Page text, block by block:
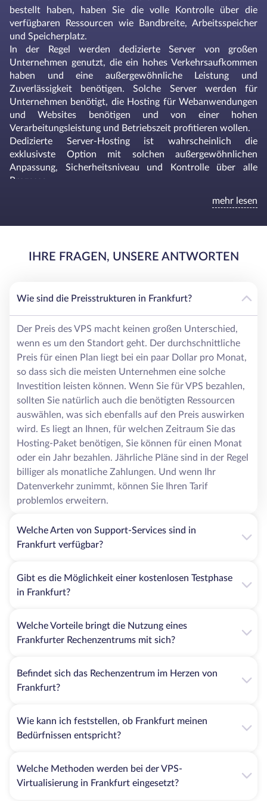
bestellt haben, haben Sie die volle Kontrolle über die
verfügbaren Ressourcen wie Bandbreite, Arbeitsspeicher
und Speicherplatz.
In der Regel werden dedizierte Server von großen
Unternehmen genutzt, die ein hohes Verkehrsaufkommen
haben und eine außergewöhnliche Leistung und
Zuverlässigkeit benötigen. Solche Server werden für
Unternehmen benötigt, die Hosting für Webanwendungen
und Websites benötigen und von einer hohen
Verarbeitungsleistung und Betriebszeit profitieren wollen.
Dedizierte Server-Hosting ist wahrscheinlich die
exklusivste Option mit solchen außergewöhnlichen
Anpassung, Sicherheitsniveau und Kontrolle über alle
Prozesse.
und eine große Fläche, die dem Rechenzentrum gewidmet
Unternehmen, die ein stabiles wirtschaftliches Umfeld in
stabilen europäischen Präsenz seines Unternehmens sicher
sein kann. Zusätzlich zu den voll ausgestatteten
Rechenzentren arbeitet ein professionelles Team von
Experten rund um die Uhr, um eine noch zuverlässigere
Umgebung für Unternehmen in verschiedenen Branchen zu
schaffen. Wenn Sie einen dedizierten Server bei HostZealot
bestellen, können Sie sich des Supports, der Sicherheit, der
Zuverlässigkeit und der Leistung aller Hosting-Lösungen
sicher sein und erhalten darüber hinaus eine
erschwingliche Preispolitik.
H2> Website-Leistung mit Frankfurter Servern
Wenn man sich für deutsche dedizierte Server und speziell
für solche mit Standort Frankfurt entscheidet, kann man
sich der Stabilität der Funktionsweise und der
Leistungsmerkmale sicher sein, und hier sind die
Ausgezeichnete Netzanbindung. Dieser deutsche
Konnektivität aller dedizierten Server im Frankfurter
Rechenzentrum. Das ist entscheidend für die
Minimierte Latenz. Die Auswahl des dedizierten Servers
in Frankfurt garantiert eine minimale Latenz, so dass
Wenn die physische Entfernung zwischen dem
ausgewählten Server und den Kunden minimal ist,
Große Leistungsmerkmale. Die Eigenschaften der
Hardware/Software der Server in Frankfurter
Rechenzentren bieten Zugang zu fortschrittlichen
der ganzen Welt die dedizierte Hosting-Lösung mit
minimalen Ausfallzeiten und einer höheren
Reaktionszeit des Servers betreiben können.
mehr lesen
IHRE FRAGEN, UNSERE ANTWORTEN
Wie sind die Preisstrukturen in Frankfurt?
Der Preis des VPS macht keinen großen Unterschied,
wenn es um den Standort geht. Der durchschnittliche
Preis für einen Plan liegt bei ein paar Dollar pro Monat,
so dass sich die meisten Unternehmen eine solche
Investition leisten können. Wenn Sie für VPS bezahlen,
sollten Sie natürlich auch die benötigten Ressourcen
auswählen, was sich ebenfalls auf den Preis auswirken
wird. Es liegt an Ihnen, für welchen Zeitraum Sie das
Hosting-Paket benötigen, Sie können für einen Monat
oder ein Jahr bezahlen. Jährliche Pläne sind in der Regel
billiger als monatliche Zahlungen. Und wenn Ihr
Datenverkehr zunimmt, können Sie Ihren Tarif
problemlos erweitern.
Welche Arten von Support-Services sind in
Frankfurt verfügbar?
Gibt es die Möglichkeit einer kostenlosen Testphase
in Frankfurt?
Welche Vorteile bringt die Nutzung eines
Frankfurter Rechenzentrums mit sich?
Befindet sich das Rechenzentrum im Herzen von
Frankfurt?
Wie kann ich feststellen, ob Frankfurt meinen
Bedürfnissen entspricht?
Welche Methoden werden bei der VPS-
Virtualisierung in Frankfurt eingesetzt?